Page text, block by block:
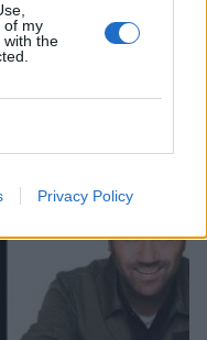
of my
with the
Privacy Policy
στο Retro